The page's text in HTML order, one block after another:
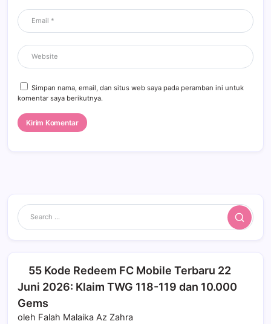
Simpan nama, email, dan situs web saya pada peramban ini untuk
komentar saya berikutnya.
Search
55 Kode Redeem FC Mobile Terbaru 22
Juni 2026: Klaim TWG 118-119 dan 10.000
Gems
oleh Falah Malaika Az Zahra